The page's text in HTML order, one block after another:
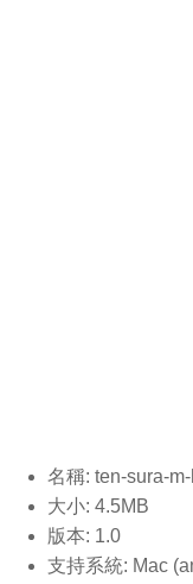
名稱: ten-sura-
大小: 4.5MB
版本: 1.0
支持系統: Mac